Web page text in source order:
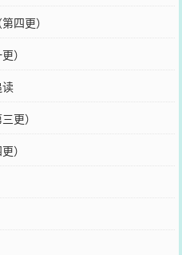
四更）
）
更）
）